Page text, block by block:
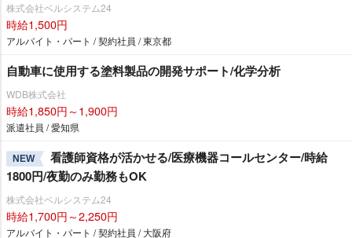
株式会社ベルシステム24
時給1,500円
アルバイト・パート / 契約社員 / 東京都
自動車に使用する塗料製品の開発サポート/化学分析
WDB株式会社
時給1,850円～1,900円
派遣社員 / 愛知県
NEW
看護師資格が活かせる/医療機器コールセンター/時給
1800円/夜勤のみ勤務もOK
株式会社ベルシステム24
時給1,700円～2,250円
アルバイト・パート / 契約社員 / 大阪府